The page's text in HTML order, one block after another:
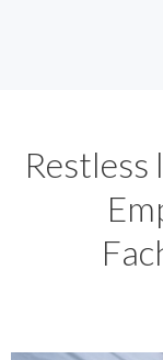
Restless